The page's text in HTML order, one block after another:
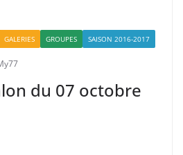
GALERIES GROUPES SAISON 2016-2017
du 07 octobre